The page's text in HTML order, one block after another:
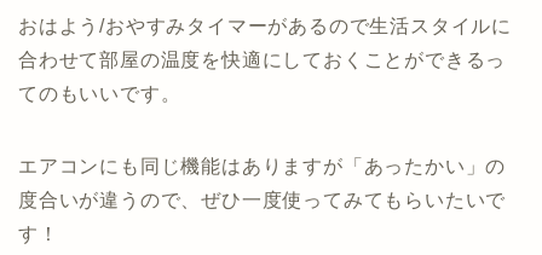
おはよう/おやすみタイマーがあるので生活スタイルに
合わせて部屋の温度を快適にしておくことができるっ
てのもいいです。
エアコンにも同じ機能はありますが「あったかい」の
度合いが違うので、ぜひ一度使ってみてもらいたいで
す！